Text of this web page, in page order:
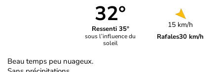
32°
Ressenti 35°
sous l’influence du
soleil
15 km/h
Rafales30 km/h
Beau temps peu nuageux.